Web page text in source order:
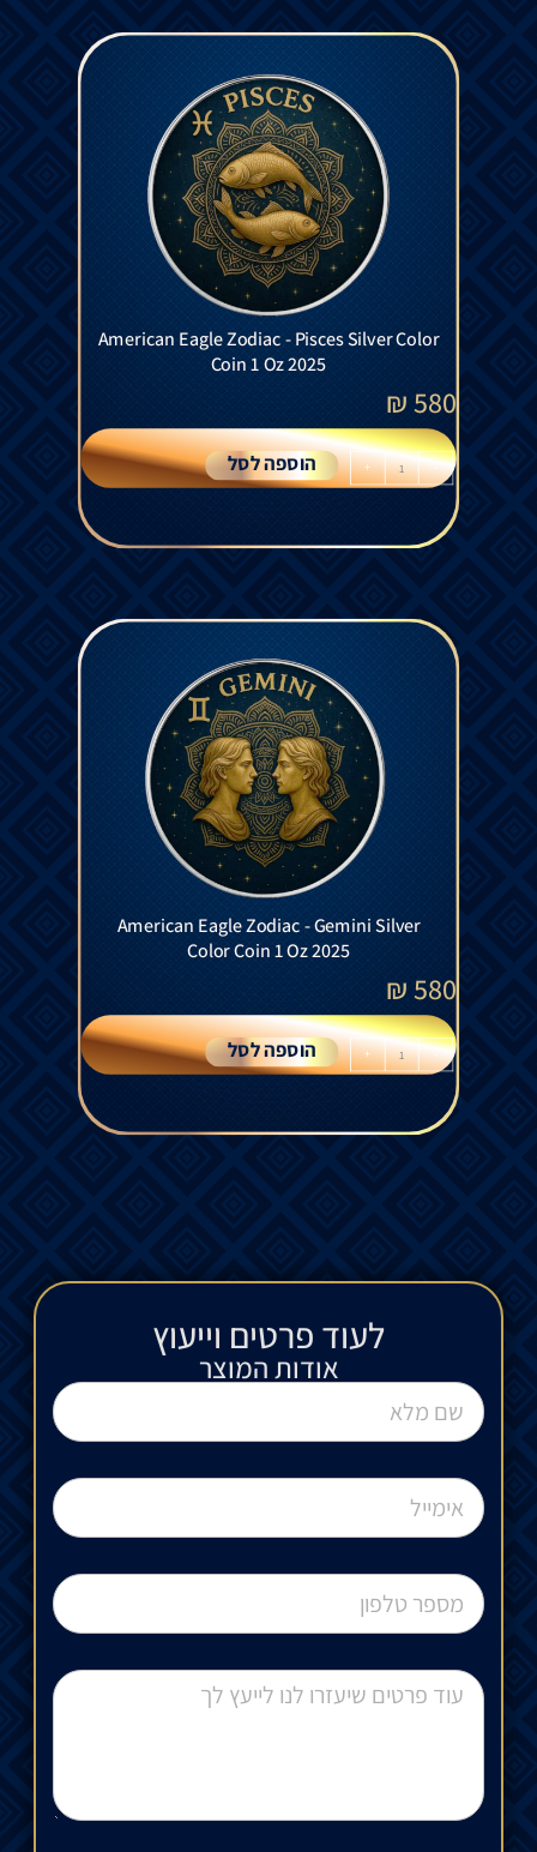
American Eagle Zodiac - Pisces Silver Color
Coin 1 Oz 2025
580
₪
-
+ הוספה לסל
American Eagle Zodiac - Gemini Silver
Color Coin 1 Oz 2025
580
₪
-
+ הוספה לסל
לעוד פרטים וייעוץ​
אודות המוצר